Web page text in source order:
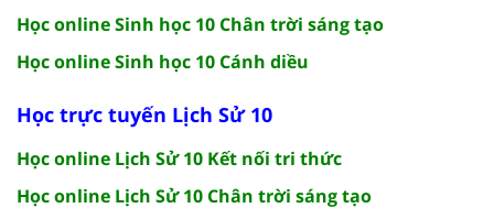
Học online Sinh học 10 Chân trời sáng tạo
Học online Sinh học 10 Cánh diều
Học trực tuyến Lịch Sử 10
Học online Lịch Sử 10 Kết nối tri thức
Học online Lịch Sử 10 Chân trời sáng tạo